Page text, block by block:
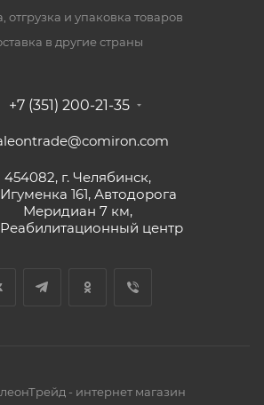
отгрузка и упаковка товаров
в другие страны
+7 (351) 200-21-35
454082, г. Челябинск,
161, Автодорога
Меридиан 7 км,
Реабилитационный центр
- интернет магазин